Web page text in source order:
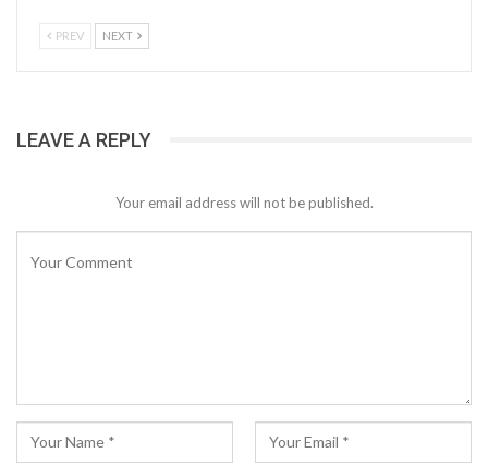
PREV NEXT
LEAVE A REPLY
Your email address will not be published.